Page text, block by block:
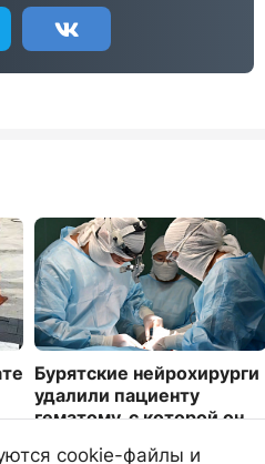
Бурятские нейрохирурги
удалили пациенту
гематому, с которой он
cookie-файлы и